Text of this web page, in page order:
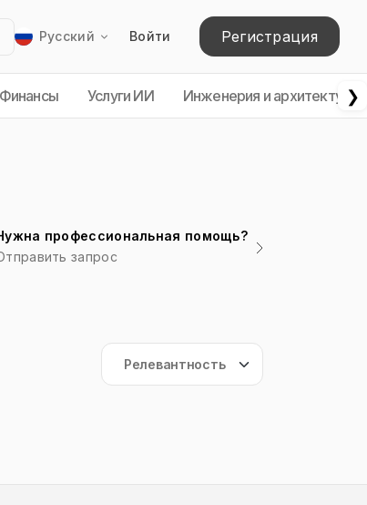
Русский Войти Регистрация
Финансы Услуги ИИ Инженерия и архитектура
❯
профессиональная помощь?
запрос